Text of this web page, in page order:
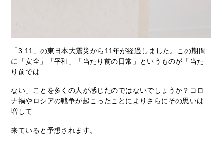
「3.11」の東日本大震災から11年が経過しました。この期間
に「安全」「平和」「当たり前の日常」というものが「当た
り前では
ない」ことを多くの人が感じたのではないでしょうか？コロ
ナ禍やロシアの戦争が起こったことによりさらにその思いは
増して
来ていると予想されます。